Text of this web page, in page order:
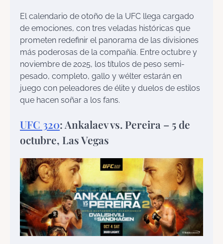
El calendario de otoño de la UFC llega cargado
de emociones, con tres veladas históricas que
prometen redefinir el panorama de las divisiones
más poderosas de la compañía. Entre octubre y
noviembre de 2025, los títulos de peso semi-
pesado, completo, gallo y wélter estarán en
juego con peleadores de élite y duelos de estilos
que hacen soñar a los fans.
UFC 320: Ankalaev vs. Pereira – 5 de
octubre, Las Vegas